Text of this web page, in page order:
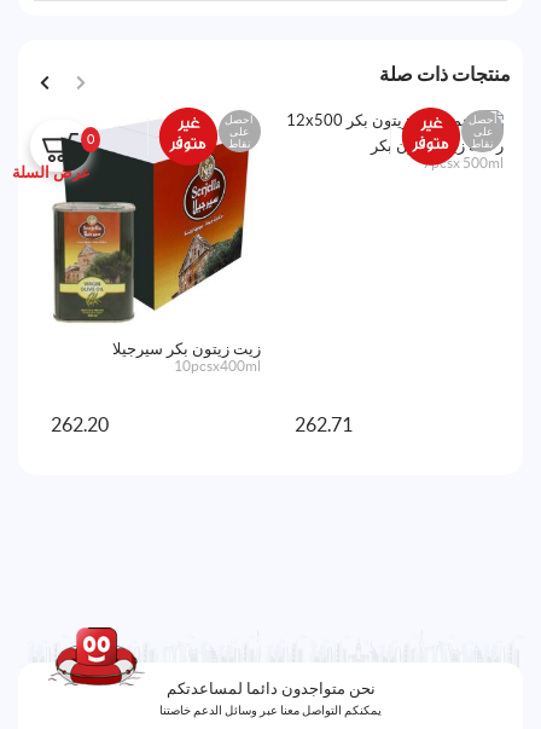
0
عرض السلة
منتجات ذات صلة
احصل
على
نقاط
رحمة زيت زيتون بكر
7pcsx 500ml
262.71
احصل
على
نقاط
زيت زيتون بكر سيرجيلا
10pcsx400ml
262.20
نحن متواجدون دائما لمساعدتكم
يمكنكم التواصل معنا عبر وسائل الدعم خاصتنا